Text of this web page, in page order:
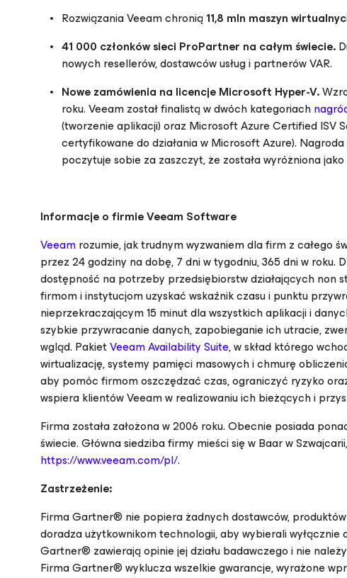
Rozwiązania Veeam chronią11,8 mln maszyn
41 000 członków sieci ProPartner na całym świecie.
nowych resellerów, dostawców usług i partnerów VAR.
Nowe zamówienia na licencje Microsoft Hyper-V.
roku. Veeam został finalistą w dwóch kategoriach
(tworzenie aplikacji) oraz Microsoft Azure Certified ISV
certyfikowane do działania w Microsoft Azure).
poczytuje sobie za zaszczyt, że została wyróżniona
Informacje o firmie Veeam Software
Veeamrozumie, jak trudnym wyzwaniem dla firm z całego
przez 24 godziny na dobę, 7 dni w tygodniu, 365 dni w
dostępność na potrzeby przedsiębiorstw działających non
firmom i instytucjom uzyskać wskaźnik czasu i punktu
nieprzekraczającym 15 minut dla wszystkich aplikacji i
szybkie przywracanie danych, zapobieganie ich utracie,
wgląd. PakietVeeam Availability Suite, w skład którego
wirtualizację, systemy pamięci masowych i chmurę
aby pomóc firmom oszczędzać czas, ograniczyć ryzyko
wspiera klientów Veeam w realizowaniu ich bieżących i
Firma została założona w 2006 roku. Obecnie posiada
świecie. Główna siedziba firmy mieści się w Baar w
https://www.veeam.com/pl/.
Zastrzeżenie:
Firma Gartner® nie popiera żadnych dostawców,
doradza użytkownikom technologii, aby wybierali
Gartner® zawierają opinie jej działu badawczego i nie
Firma Gartner® wyklucza wszelkie gwarancje, wyrażone